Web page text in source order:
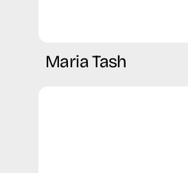
Maria Tash